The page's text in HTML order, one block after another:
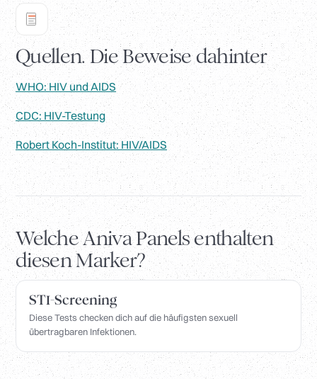
Quellen. Die Beweise dahinter
WHO: HIV und AIDS
CDC: HIV-Testung
Robert Koch-Institut: HIV/AIDS
Welche Aniva Panels enthalten
diesen Marker?
STI-Screening
Diese Tests checken dich auf die häufigsten sexuell
übertragbaren Infektionen.